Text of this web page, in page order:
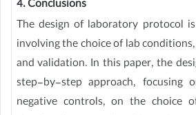
4. Conclusions
The design of laboratory protocol
involving the choice of lab
and validation. In this paper, the
step-by-step approach, focusing
negative controls, on the choice